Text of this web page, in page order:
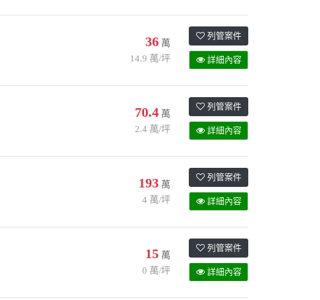
36 萬
14.9 萬/坪
列管案件
詳細內容
70.4 萬
2.4 萬/坪
列管案件
詳細內容
193 萬
4 萬/坪
列管案件
詳細內容
15 萬
0 萬/坪
列管案件
詳細內容